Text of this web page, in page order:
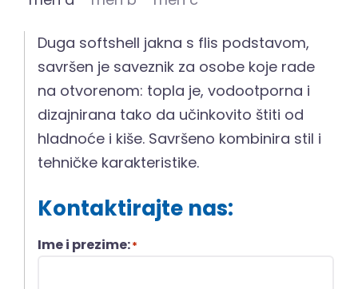
Duga softshell jakna s flis podstavom,
savršen je saveznik za osobe koje rade
na otvorenom: topla je, vodootporna i
dizajnirana tako da učinkovito štiti od
hladnoće i kiše. Savršeno kombinira stil i
tehničke karakteristike.
Kontaktirajte nas:
Ime i prezime:*